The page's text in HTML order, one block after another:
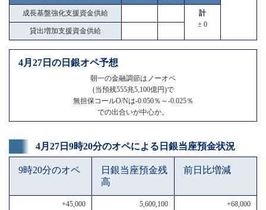
成長基盤強化支援資金供給
計
± 0
貸出増加支援資金供給
4月27日の日銀オペ予想
朝一の金融調節はノーオペ
(当預残555兆5,100億円)で
無担保コールO/Nは-0.050％～-0.025％
での出合いが中心か。
4月27日9時20分のオペによる日銀当座預金状況
9時20分のオペ
日銀当座預金残
高
前日比増減
+45,000 5,600,100 +68,000